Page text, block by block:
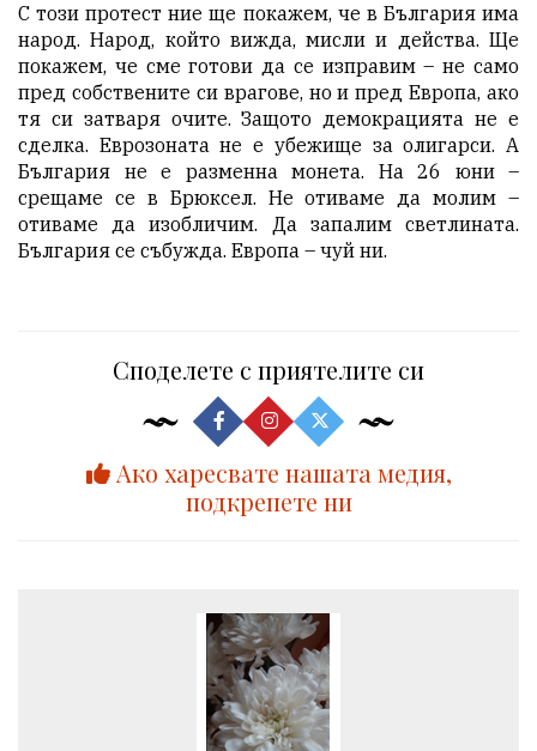
С този протест ние ще покажем, че в България има
народ. Народ, който вижда, мисли и действа. Ще
покажем, че сме готови да се изправим – не само
пред собствените си врагове, но и пред Европа, ако
тя си затваря очите. Защото демокрацията не е
сделка. Еврозоната не е убежище за олигарси. А
България не е разменна монета. На 26 юни –
срещаме се в Брюксел. Не отиваме да молим –
отиваме да изобличим. Да запалим светлината.
България се събужда. Европа – чуй ни.
Споделете с приятелите си
Ако харесвате нашата медия,
подкрепете ни